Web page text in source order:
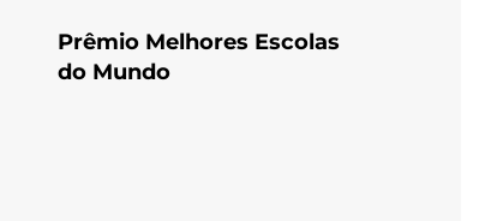
Prêmio Melhores Escolas
do Mundo